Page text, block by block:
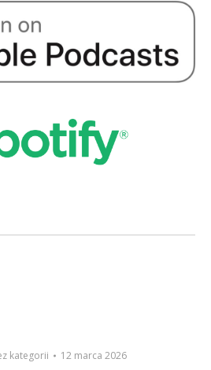
kategorii 12 marca 2026